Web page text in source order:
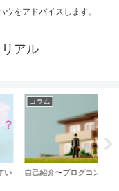
をアドバイスします。
アル
知らないと大失敗！エア